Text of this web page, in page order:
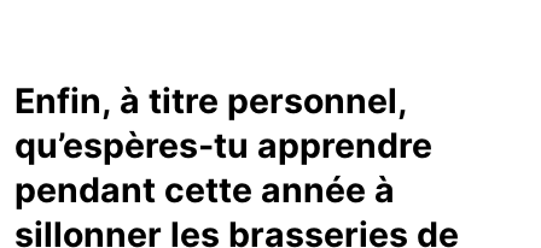
Enfin, à titre personnel,
qu’espères-tu apprendre
pendant cette année à
sillonner les brasseries de